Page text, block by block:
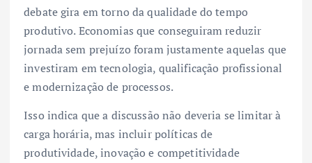
debate gira em torno da qualidade do tempo
produtivo. Economias que conseguiram reduzir
jornada sem prejuízo foram justamente aquelas que
investiram em tecnologia, qualificação profissional
e modernização de processos.
Isso indica que a discussão não deveria se limitar à
carga horária, mas incluir políticas de
produtividade, inovação e competitividade